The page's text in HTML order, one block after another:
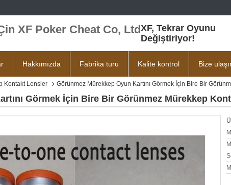
XF Poker Cheat Co, LtdXF, Tekrar Oyunu
Değiştiriyor!
Hakkımızda Fabrika turu Kalite kontrol Bize
Kontakt Lensler Görünmez Mürekkep Oyun Kartını Görmek İçin Bire Bir
Görmek İçin Bire Bir Görünmez Mürekkep